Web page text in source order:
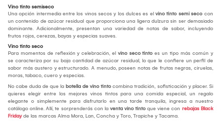
Vino tinto semiseco
Una opción intermedia entre los vinos secos y los dulces es el vino tinto semi seco con
un contenido de azúcar residual que proporciona una ligera dulzura sin ser demasiado
dominante. Adicionalmente, presentan una variedad de notas de sabor, incluyendo
frutos rojos, cerezas, bayas y especias suaves.
Vino tinto seco
Para momentos de reflexión y celebración, el vino seco tinto es un tipo más común y
se caracteriza por su baja cantidad de azúcar residual, lo que le confiere un perfil de
sabor más austero y estructurado. A menudo, poseen notas de frutas negras, ciruelas,
moras, tabaco, cuero y especias.
No cabe duda de que la botella de vino tinto combina tradición, sofisticación y placer. Si
quieres elegir entre los mejores vinos tintos para una comida especial, un regalo
elegante o simplemente para disfrutarlo en una tarde tranquila, ingresa a nuestro
catálogo online. Allí, te sorprenderás con la venta vino tinto que viene con rebajas Black
Fridayde las marcas Alma Mora, Lan, Concha y Toro, Trapiche y Tacama.